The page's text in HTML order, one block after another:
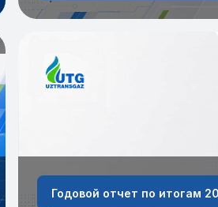
Годовой отчет по итогам